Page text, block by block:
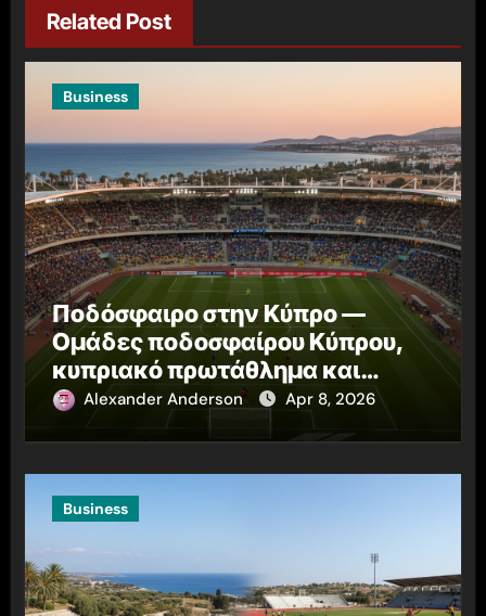
Related Post
Business
Ποδόσφαιρο στην Κύπρο —
Ομάδες ποδοσφαίρου Κύπρου,
κυπριακό πρωτάθλημα και
αθλητικά νέα Κύπρου
Alexander Anderson Apr 8, 2026
Business